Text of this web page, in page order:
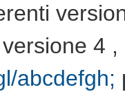
4
abcdefgh;